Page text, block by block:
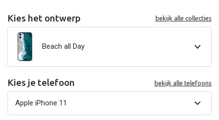
Kies het ontwerp bekijk alle collecties
Beach all Day
Kies je telefoon bekijk alle telefoons